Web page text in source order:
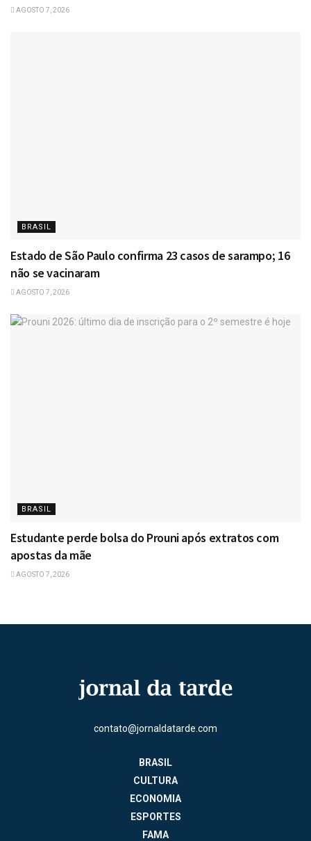
AGOSTO 7, 2026
BRASIL
Estado de São Paulo confirma 23 casos de sarampo; 16
não se vacinaram
AGOSTO 7, 2026
BRASIL
Estudante perde bolsa do Prouni após extratos com
apostas da mãe
AGOSTO 7, 2026
contato@jornaldatarde.com
BRASIL
CULTURA
ECONOMIA
ESPORTES
FAMA